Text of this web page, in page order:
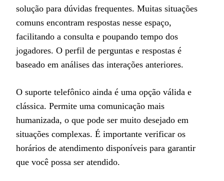
solução para dúvidas frequentes. Muitas situações
comuns encontram respostas nesse espaço,
facilitando a consulta e poupando tempo dos
jogadores. O perfil de perguntas e respostas é
baseado em análises das interações anteriores.
O suporte telefônico ainda é uma opção válida e
clássica. Permite uma comunicação mais
humanizada, o que pode ser muito desejado em
situações complexas. É importante verificar os
horários de atendimento disponíveis para garantir
que você possa ser atendido.